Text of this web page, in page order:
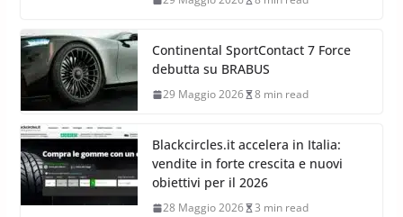
Continental SportContact 7 Force
debutta su BRABUS
29 Maggio 2026 8 min read
Blackcircles.it accelera in Italia:
vendite in forte crescita e nuovi
obiettivi per il 2026
28 Maggio 2026 3 min read